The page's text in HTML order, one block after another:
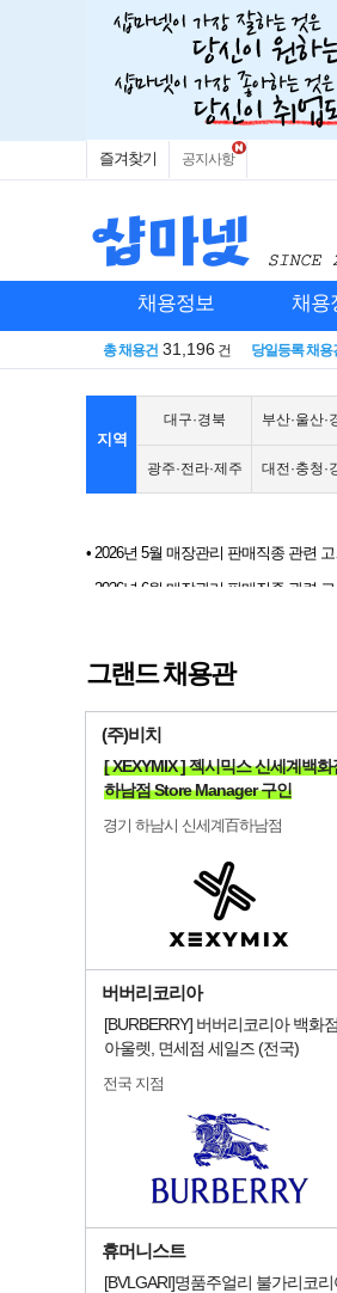
즐겨찾기 공지사항
채용정보 채용
총 채용건 31,196 건 당일등록 채용
지역
대구·경북
광주·전라·제주
부산·울산·
대전·충청·
그랜드 채용관
(주)비치
[ XEXYMIX ] 젝시믹스 신세계백화
하남점 Store Manager 구인
경기 하남시 신세계百하남점
버버리코리아
[BURBERRY] 버버리코리아 백화점,
아울렛, 면세점 세일즈 (전국)
전국 지점
휴머니스트
[BVLGARI]명품주얼리 불가리코리